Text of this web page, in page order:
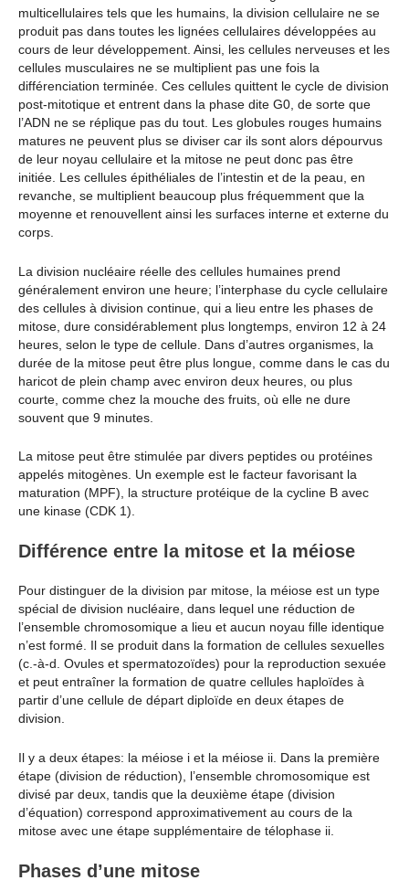
multicellulaires tels que les humains, la division cellulaire ne se
produit pas dans toutes les lignées cellulaires développées au
cours de leur développement. Ainsi, les cellules nerveuses et les
cellules musculaires ne se multiplient pas une fois la
différenciation terminée. Ces cellules quittent le cycle de division
post-mitotique et entrent dans la phase dite G0, de sorte que
l’ADN ne se réplique pas du tout. Les globules rouges humains
matures ne peuvent plus se diviser car ils sont alors dépourvus
de leur noyau cellulaire et la mitose ne peut donc pas être
initiée. Les cellules épithéliales de l’intestin et de la peau, en
revanche, se multiplient beaucoup plus fréquemment que la
moyenne et renouvellent ainsi les surfaces interne et externe du
corps.
La division nucléaire réelle des cellules humaines prend
généralement environ une heure; l’interphase du cycle cellulaire
des cellules à division continue, qui a lieu entre les phases de
mitose, dure considérablement plus longtemps, environ 12 à 24
heures, selon le type de cellule. Dans d’autres organismes, la
durée de la mitose peut être plus longue, comme dans le cas du
haricot de plein champ avec environ deux heures, ou plus
courte, comme chez la mouche des fruits, où elle ne dure
souvent que 9 minutes.
La mitose peut être stimulée par divers peptides ou protéines
appelés mitogènes. Un exemple est le facteur favorisant la
maturation (MPF), la structure protéique de la cycline B avec
une kinase (CDK 1).
Différence entre la mitose et la méiose
Pour distinguer de la division par mitose, la méiose est un type
spécial de division nucléaire, dans lequel une réduction de
l’ensemble chromosomique a lieu et aucun noyau fille identique
n’est formé. Il se produit dans la formation de cellules sexuelles
(c.-à-d. Ovules et spermatozoïdes) pour la reproduction sexuée
et peut entraîner la formation de quatre cellules haploïdes à
partir d’une cellule de départ diploïde en deux étapes de
division.
Il y a deux étapes: la méiose i et la méiose ii. Dans la première
étape (division de réduction), l’ensemble chromosomique est
divisé par deux, tandis que la deuxième étape (division
d’équation) correspond approximativement au cours de la
mitose avec une étape supplémentaire de télophase ii.
Phases d’une mitose